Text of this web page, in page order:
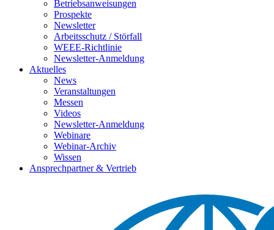
Betriebsanweisungen
Prospekte
Newsletter
Arbeitsschutz / Störfall
WEEE-Richtlinie
Newsletter-Anmeldung
Aktuelles
News
Veranstaltungen
Messen
Videos
Newsletter-Anmeldung
Webinare
Webinar-Archiv
Wissen
Ansprechpartner & Vertrieb